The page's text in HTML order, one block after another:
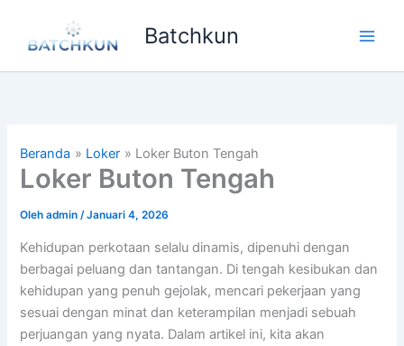
konten
Batchkun
Beranda Loker Loker Buton Tengah
Loker Buton Tengah
Olehadmin/Januari 4, 2026
Kehidupan perkotaan selalu dinamis, dipenuhi dengan
berbagai peluang dan tantangan. Di tengah kesibukan dan
kehidupan yang penuh gejolak, mencari pekerjaan yang
sesuai dengan minat dan keterampilan menjadi sebuah
perjuangan yang nyata. Dalam artikel ini, kita akan